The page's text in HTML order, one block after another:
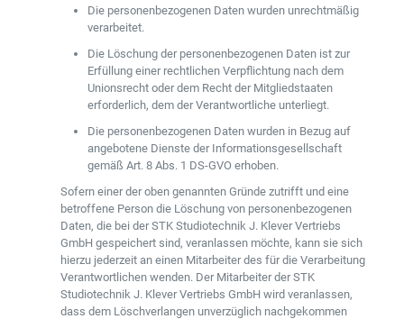
Die personenbezogenen Daten wurden unrechtmäßig
verarbeitet.
Die Löschung der personenbezogenen Daten ist zur
Erfüllung einer rechtlichen Verpflichtung nach dem
Unionsrecht oder dem Recht der Mitgliedstaaten
erforderlich, dem der Verantwortliche unterliegt.
Die personenbezogenen Daten wurden in Bezug auf
angebotene Dienste der Informationsgesellschaft
gemäß Art. 8 Abs. 1 DS-GVO erhoben.
Sofern einer der oben genannten Gründe zutrifft und eine
betroffene Person die Löschung von personenbezogenen
Daten, die bei der STK Studiotechnik J. Klever Vertriebs
GmbH gespeichert sind, veranlassen möchte, kann sie sich
hierzu jederzeit an einen Mitarbeiter des für die Verarbeitung
Verantwortlichen wenden. Der Mitarbeiter der STK
Studiotechnik J. Klever Vertriebs GmbH wird veranlassen,
dass dem Löschverlangen unverzüglich nachgekommen